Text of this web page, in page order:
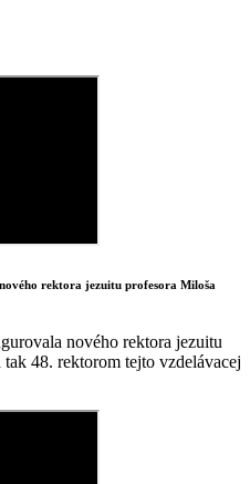
rektora jezuitu profesora Miloša
nového rektora jezuitu
48. rektorom tejto vzdelávacej